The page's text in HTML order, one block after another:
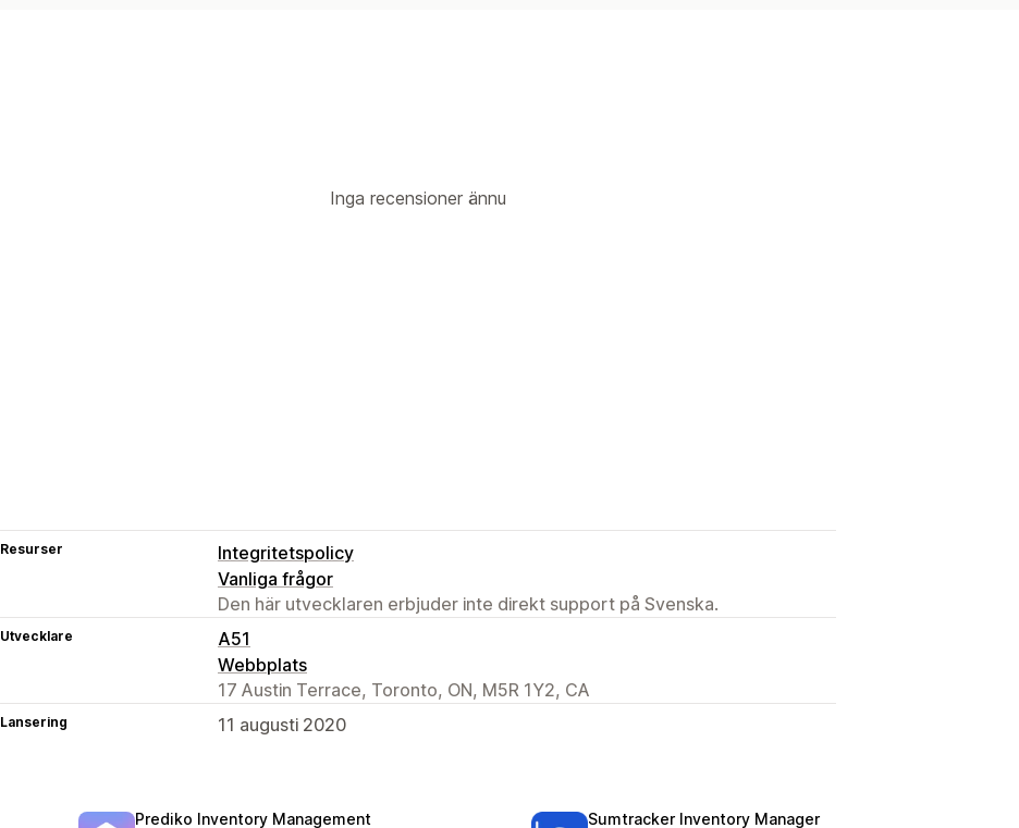
Inga recensioner ännu
Resurser
Integritetspolicy
Vanliga frågor
Den här utvecklaren erbjuder inte direkt support på Svenska.
Utvecklare
A51
Webbplats
17 Austin Terrace, Toronto, ON, M5R 1Y2, CA
Lansering 11 augusti 2020
Prediko Inventory Management Sumtracker Inventory Manager